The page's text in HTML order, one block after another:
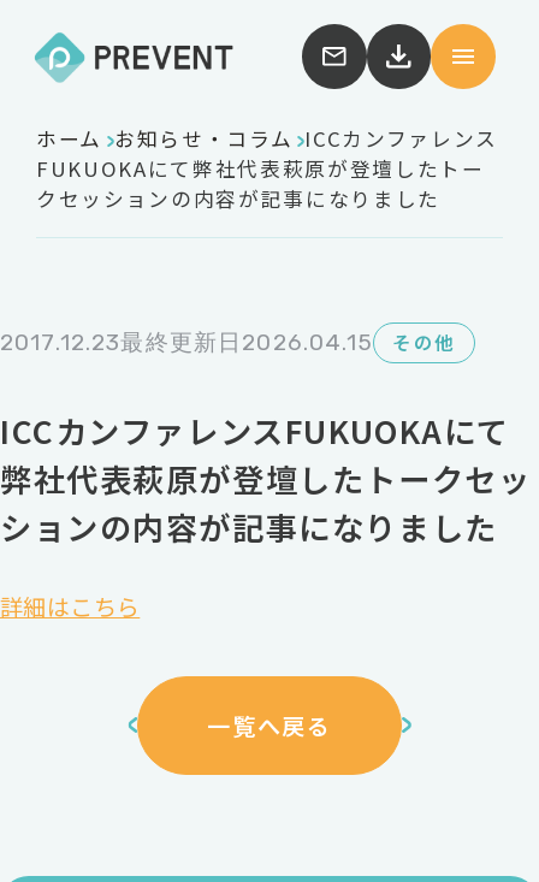
ホーム お知らせ・コラム ICCカンファレンス
FUKUOKAにて弊社代表萩原が登壇したトー
クセッションの内容が記事になりました
2017.12.23最終更新日2026.04.15 その他
ICCカンファレンスFUKUOKAにて
弊社代表萩原が登壇したトークセッ
ションの内容が記事になりました
詳細はこちら
一覧へ戻る